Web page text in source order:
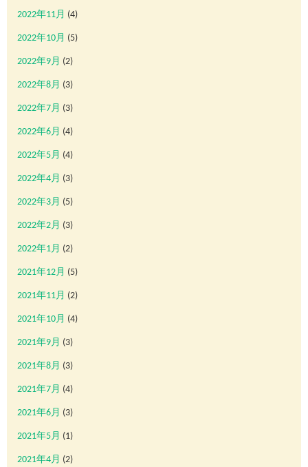
2022年11月 (4)
2022年10月 (5)
2022年9月 (2)
2022年8月 (3)
2022年7月 (3)
2022年6月 (4)
2022年5月 (4)
2022年4月 (3)
2022年3月 (5)
2022年2月 (3)
2022年1月 (2)
2021年12月 (5)
2021年11月 (2)
2021年10月 (4)
2021年9月 (3)
2021年8月 (3)
2021年7月 (4)
2021年6月 (3)
2021年5月 (1)
2021年4月 (2)